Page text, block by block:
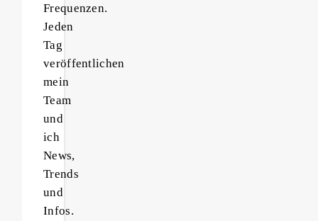
Frequenzen.
Jeden
Tag
veröffentlichen
mein
Team
und
ich
News,
Trends
und
Infos.